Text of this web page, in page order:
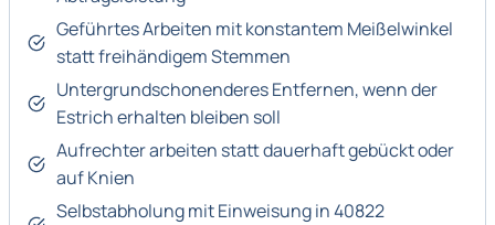
Geführtes Arbeiten mit konstantem Meißelwinkel
statt freihändigem Stemmen
Untergrundschonenderes Entfernen, wenn der
Estrich erhalten bleiben soll
Aufrechter arbeiten statt dauerhaft gebückt oder
auf Knien
Selbstabholung mit Einweisung in 40822